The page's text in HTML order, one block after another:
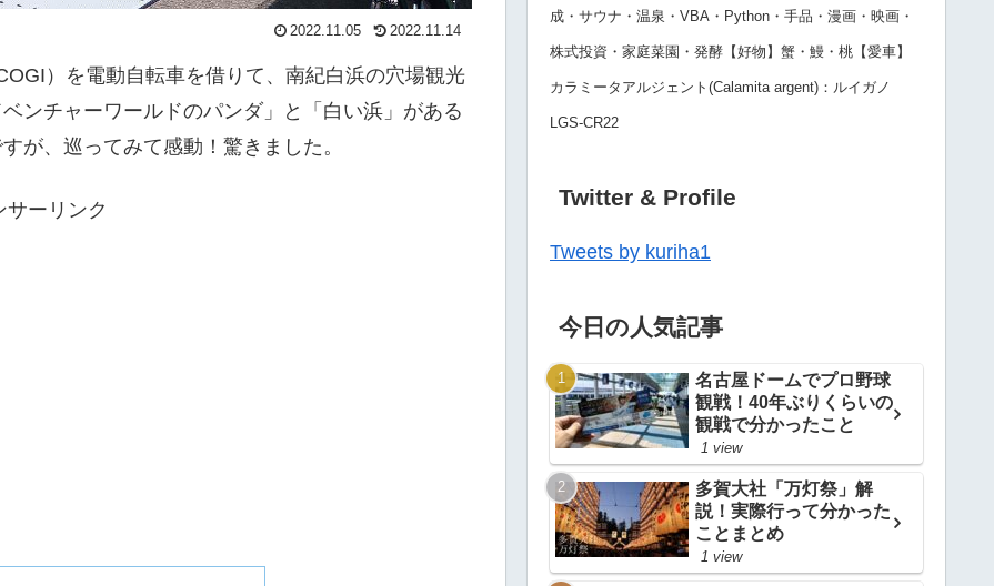
2022.11.05 2022.11.14
）を電動自転車を借りて、南紀白浜の穴場観光
ンチャーワールドのパンダ」と「白い浜」がある
が、巡ってみて感動！驚きました。
サーリンク
成・サウナ・温泉・VBA・Python・手品・漫画・映画・
株式投資・家庭菜園・発酵【好物】蟹・鰻・桃【愛車】
カラミータアルジェント(Calamita argent)：ルイガノ
LGS-CR22
Twitter & Profile
Tweets by kuriha1
今日の人気記事
名古屋ドームでプロ野球
観戦！40年ぶりくらいの
観戦で分かったこと
1 view
多賀大社「万灯祭」解
説！実際行って分かった
ことまとめ
1 view